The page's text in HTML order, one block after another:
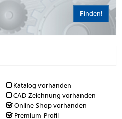
Finden!
Katalog vorhanden
CAD-Zeichnung vorhanden
Online-Shop vorhanden
Premium-Profil